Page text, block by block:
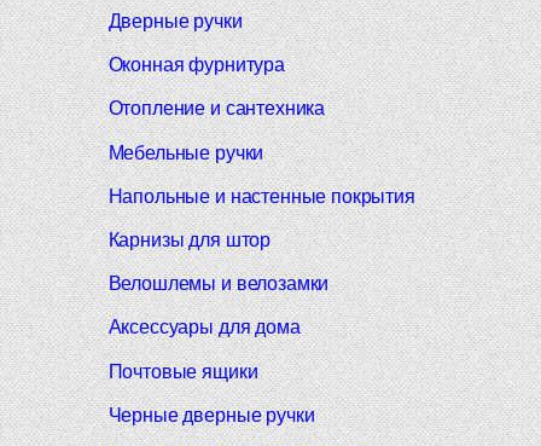
Дверные ручки
Оконная фурнитура
Отопление и сантехника
Мебельные ручки
Напольные и настенные покрытия
Карнизы для штор
Велошлемы и велозамки
Аксессуары для дома
Почтовые ящики
Черные дверные ручки